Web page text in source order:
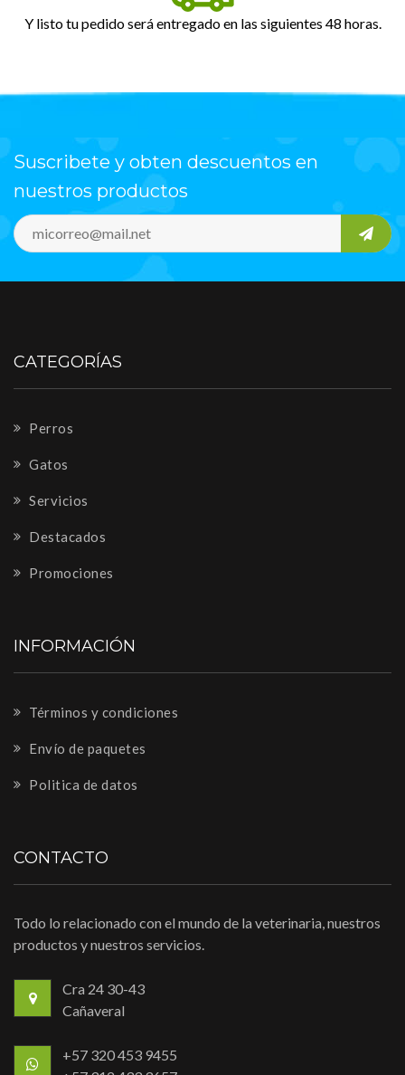
Y listo tu pedido será entregado en las siguientes 48 horas.
Suscribete y obten descuentos en
nuestros productos
CATEGORÍAS
Perros
Gatos
Servicios
Destacados
Promociones
INFORMACIÓN
Términos y condiciones
Envío de paquetes
Politica de datos
CONTACTO
Todo lo relacionado con el mundo de la veterinaria, nuestros
productos y nuestros servicios.
Cra 24 30-43
Cañaveral
+57 320 453 9455